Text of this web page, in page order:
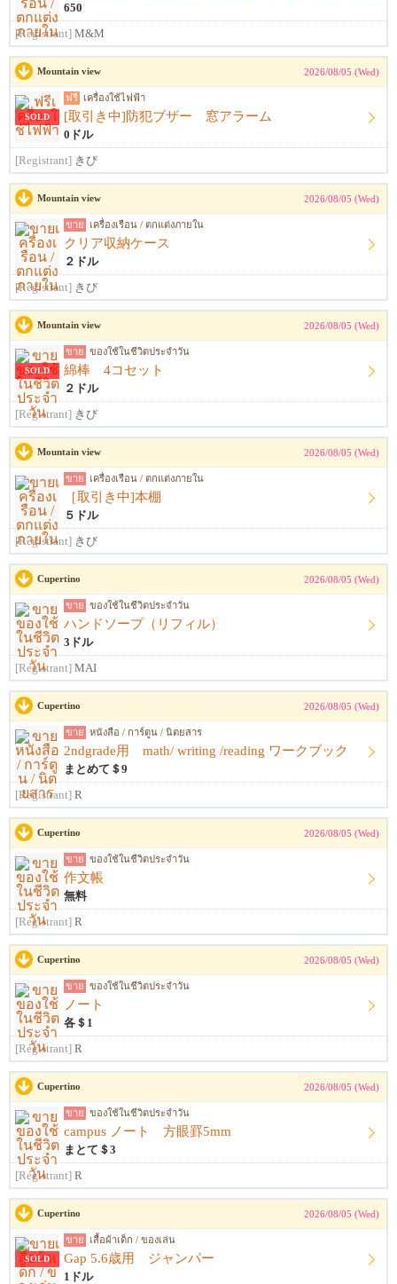
650
[Registrant] M&M
Mountain view 2026/08/05 (Wed)
SOLD
ฟรี เครื่องใช้ไฟฟ้า
[取引き中]防犯ブザー 窓アラーム
0ドル
[Registrant] きび
Mountain view 2026/08/05 (Wed)
ขาย เครื่องเรือน / ตกแต่งภายใน
クリア収納ケース
２ドル
[Registrant] きび
Mountain view 2026/08/05 (Wed)
SOLD
ขาย ของใช้ในชีวิตประจำวัน
綿棒 4コセット
２ドル
[Registrant] きび
Mountain view 2026/08/05 (Wed)
ขาย เครื่องเรือน / ตกแต่งภายใน
［取引き中]本棚
５ドル
[Registrant] きび
Cupertino 2026/08/05 (Wed)
ขาย ของใช้ในชีวิตประจำวัน
ハンドソープ（リフィル）
3ドル
[Registrant] MAI
Cupertino 2026/08/05 (Wed)
ขาย หนังสือ / การ์ตูน / นิตยสาร
2ndgrade用 math/ writing /reading ワークブック
まとめて＄9
[Registrant] R
Cupertino 2026/08/05 (Wed)
ขาย ของใช้ในชีวิตประจำวัน
作文帳
無料
[Registrant] R
Cupertino 2026/08/05 (Wed)
ขาย ของใช้ในชีวิตประจำวัน
ノート
各＄1
[Registrant] R
Cupertino 2026/08/05 (Wed)
ขาย ของใช้ในชีวิตประจำวัน
campus ノート 方眼罫5mm
まとて＄3
[Registrant] R
Cupertino 2026/08/05 (Wed)
SOLD
ขาย เสื้อผ้าเด็ก / ของเล่น
Gap 5.6歳用 ジャンパー
1ドル